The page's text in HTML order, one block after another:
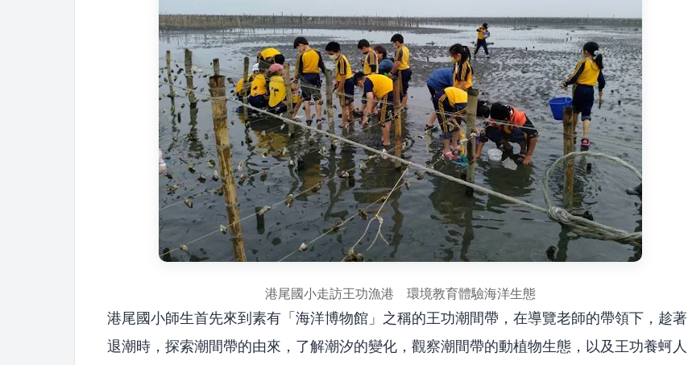
港尾國小走訪王功漁港 環境教育體驗海洋生態
港尾國小師生首先來到素有「海洋博物館」之稱的王功潮間帶，在導覽老師的帶領下，趁著
退潮時，探索潮間帶的由來，了解潮汐的變化，觀察潮間帶的動植物生態，以及王功養蚵人